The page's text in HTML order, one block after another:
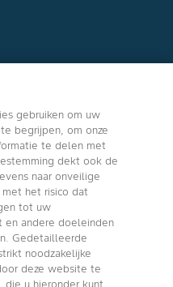
gebruiken om uw
begrijpen, om onze
te delen met
dekt ook de
naar onveilige
het risico dat
tot uw
en andere doeleinden
Gedetailleerde
noodzakelijke
deze website te
die u hieronder kunt